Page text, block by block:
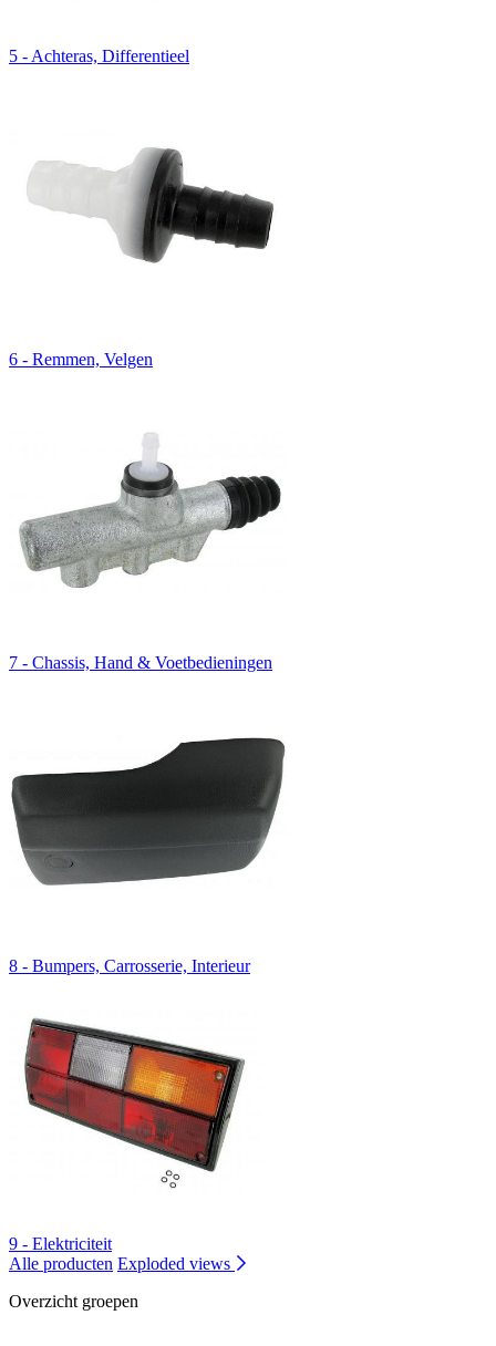
5 - Achteras, Differentieel
6 - Remmen, Velgen
7 - Chassis, Hand & Voetbedieningen
8 - Bumpers, Carrosserie, Interieur
9 - Elektriciteit
Alle producten Exploded views
Overzicht groepen